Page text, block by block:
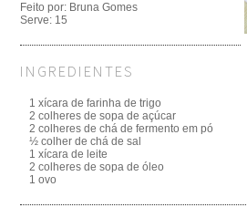
Feito por: Bruna Gomes
Serve: 15
INGREDIENTES
1 xícara de farinha de trigo
2 colheres de sopa de açúcar
2 colheres de chá de fermento em pó
½ colher de chá de sal
1 xícara de leite
2 colheres de sopa de óleo
1 ovo